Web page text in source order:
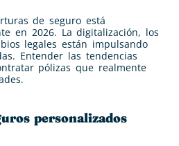
de seguro está
en 2026. La digitalización, los
legales están impulsando
Entender las tendencias
pólizas que realmente
personalizados